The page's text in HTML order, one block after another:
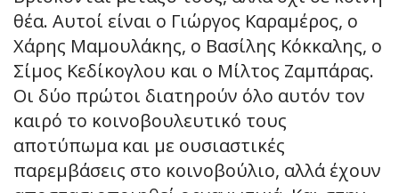
θέα. Αυτοί είναι ο Γιώργος Καραμέρος, ο
Χάρης Μαμουλάκης, ο Βασίλης Κόκκαλης, ο
Σίμος Κεδίκογλου και ο Μίλτος Ζαμπάρας.
Οι δύο πρώτοι διατηρούν όλο αυτόν τον
καιρό το κοινοβουλευτικό τους
αποτύπωμα και με ουσιαστικές
παρεμβάσεις στο κοινοβούλιο, αλλά έχουν